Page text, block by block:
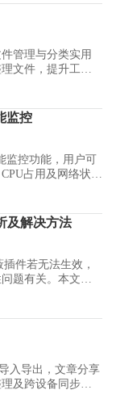
管理与分类实用
文件，提升工作
监控
监控功能，用户可
占用及网络状
及解决方法
件若无法生效，
题有关。本文解
入导出，文章分享
及跨设备同步技